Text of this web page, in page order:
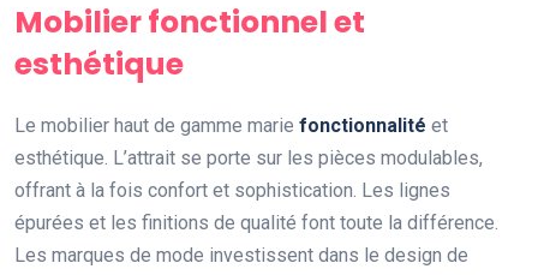
Mobilier fonctionnel et
esthétique
Le mobilier haut de gamme marie fonctionnalité et
esthétique. L’attrait se porte sur les pièces modulables,
offrant à la fois confort et sophistication. Les lignes
épurées et les finitions de qualité font toute la différence.
Les marques de mode investissent dans le design de